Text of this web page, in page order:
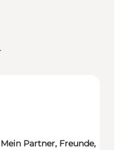
Partner, Freunde,